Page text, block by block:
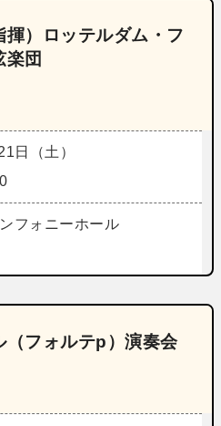
揮）ロッテルダム・フ
楽団
日（土）
フォニーホール
（フォルテp）演奏会